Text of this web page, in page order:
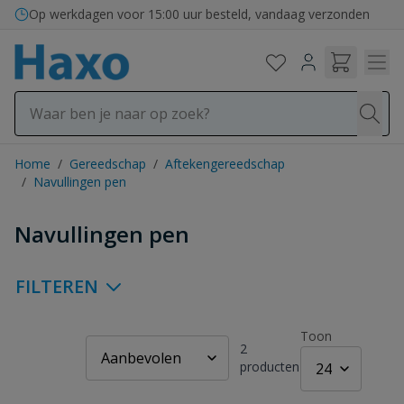
Ga naar de inhoud
Op werkdagen voor 15:00 uur besteld, vandaag verzonden
Home / Gereedschap / Aftekengereedschap
/ Navullingen pen
Navullingen pen
FILTEREN
2
producten
Toon